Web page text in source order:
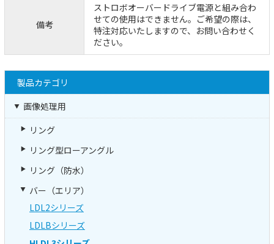
備考
ストロボオーバードライブ電源と組み合わ
せての使用はできません。ご希望の際は、
特注対応いたしますので、お問い合わせく
ださい。
製品カテゴリ
画像処理用
リング
リング型ローアングル
リング（防水）
バー（エリア）
LDL2シリーズ
LDLBシリーズ